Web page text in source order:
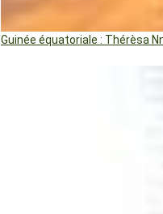
Guinée équatoriale : Thérèsa